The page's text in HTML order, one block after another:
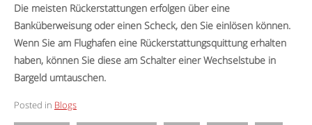
Die meisten Rückerstattungen erfolgen über eine
Banküberweisung oder einen Scheck, den Sie einlösen können.
Wenn Sie am Flughafen eine Rückerstattungsquittung erhalten
haben, können Sie diese am Schalter einer Wechselstube in
Bargeld umtauschen.
Posted in Blogs